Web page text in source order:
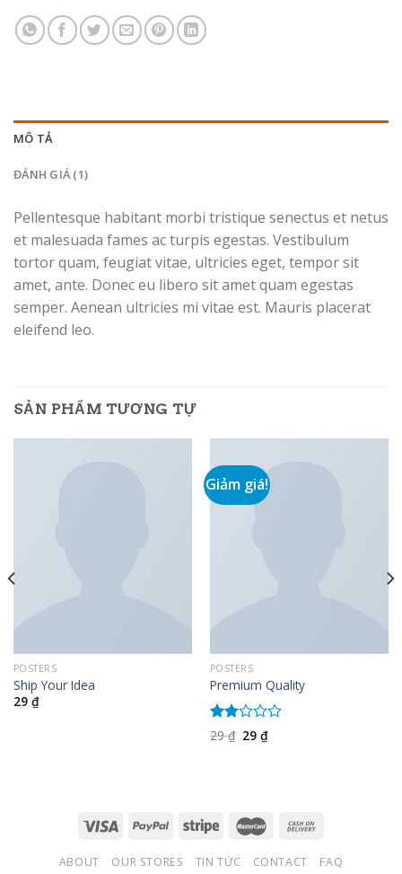
MÔ TẢ
ĐÁNH GIÁ (1)
Pellentesque habitant morbi tristique senectus et netus
et malesuada fames ac turpis egestas. Vestibulum
tortor quam, feugiat vitae, ultricies eget, tempor sit
amet, ante. Donec eu libero sit amet quam egestas
semper. Aenean ultricies mi vitae est. Mauris placerat
eleifend leo.
SẢN PHẨM TƯƠNG TỰ
POSTERS
Ship Your Idea
29 ₫
Giảm giá!
POSTERS
Premium Quality
Được
xếp
29₫ Giá
29 ₫Giá
hiện
ABOUT OUR STORES TIN TỨC CONTACT FAQ